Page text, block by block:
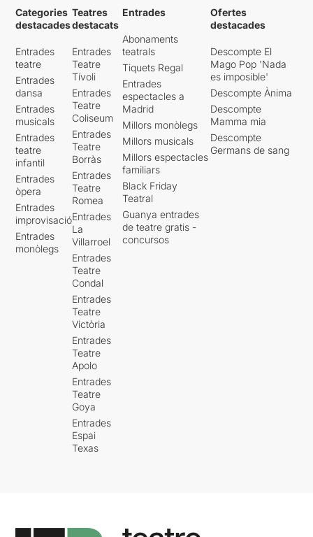
Categories
destacades
Entrades
teatre
Entrades
dansa
Entrades
musicals
Entrades
teatre
infantil
Entrades
òpera
Entrades
improvisació
Entrades
monòlegs
Teatres
destacats
Entrades
Teatre
Tívoli
Entrades
Teatre
Coliseum
Entrades
Teatre
Borràs
Entrades
Teatre
Romea
Entrades
La
Villarroel
Entrades
Teatre
Condal
Entrades
Teatre
Victòria
Entrades
Teatre
Apolo
Entrades
Teatre
Goya
Entrades
Espai
Texas
Entrades
Abonaments
teatrals
Tiquets Regal
Entrades
espectacles a
Madrid
Millors monòlegs
Millors musicals
Millors espectacles
familiars
Black Friday
Teatral
Guanya entrades
de teatre gratis -
concursos
Ofertes
destacades
Descompte El
Mago Pop 'Nada
es imposible'
Descompte Ànima
Descompte
Mamma mia
Descompte
Germans de sang